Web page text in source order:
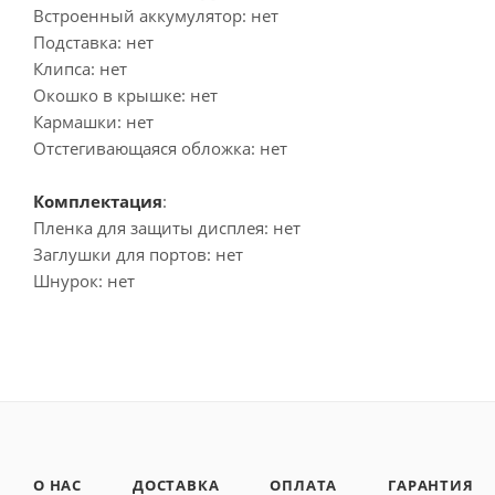
Встроенный аккумулятор: нет
Подставка: нет
Клипса: нет
Окошко в крышке: нет
Кармашки: нет
Отстегивающаяся обложка: нет
Комплектация:
Пленка для защиты дисплея: нет
Заглушки для портов: нет
Шнурок: нет
О НАС ДОСТАВКА ОПЛАТА ГАРАНТИЯ